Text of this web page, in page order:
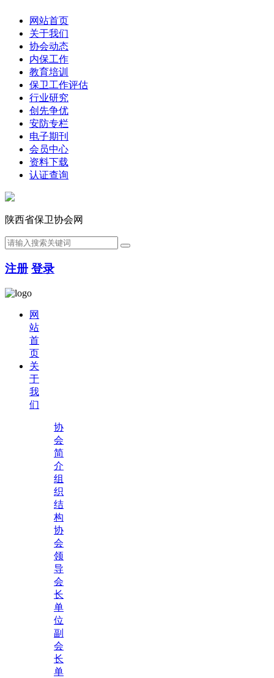
网站首页
关于我们
协会动态
内保工作
教育培训
保卫工作评估
行业研究
创先争优
安防专栏
电子期刊
会员中心
资料下载
认证查询
陕西省保卫协会网
注册 登录
网
站
首
页
关
于
我
们
协
会
简
介
组
织
结
构
协
会
领
导
会
长
单
位
副
会
长
单